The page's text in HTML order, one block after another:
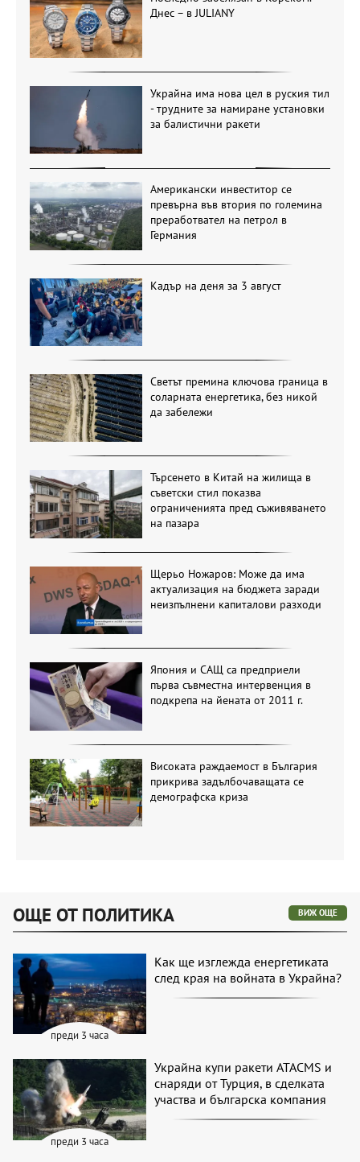
Днес – в JULIANY
Украйна има нова цел в руския тил
- трудните за намиране установки
за балистични ракети
Американски инвеститор се
превърна във втория по големина
преработвател на петрол в
Германия
Кадър на деня за 3 август
Светът премина ключова граница в
соларната енергетика, без никой
да забележи
Търсенето в Китай на жилища в
съветски стил показва
ограниченията пред съживяването
на пазара
Щерьо Ножаров: Може да има
актуализация на бюджета заради
неизпълнени капиталови разходи
Япония и САЩ са предприели
първа съвместна интервенция в
подкрепа на йената от 2011 г.
Високата раждаемост в България
прикрива задълбочаващата се
демографска криза
ОЩЕ ОТ ПОЛИТИКА ВИЖ ОЩЕ
преди 3 часа
Как ще изглежда енергетиката
след края на войната в Украйна?
преди 3 часа
Украйна купи ракети ATACMS и
снаряди от Турция, в сделката
участва и българска компания